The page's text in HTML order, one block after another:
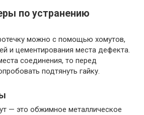
по устранению
можно с помощью хомутов,
и цементирования места дефекта.
соединения, то перед
подтянуть гайку.
— это обжимное металлическое